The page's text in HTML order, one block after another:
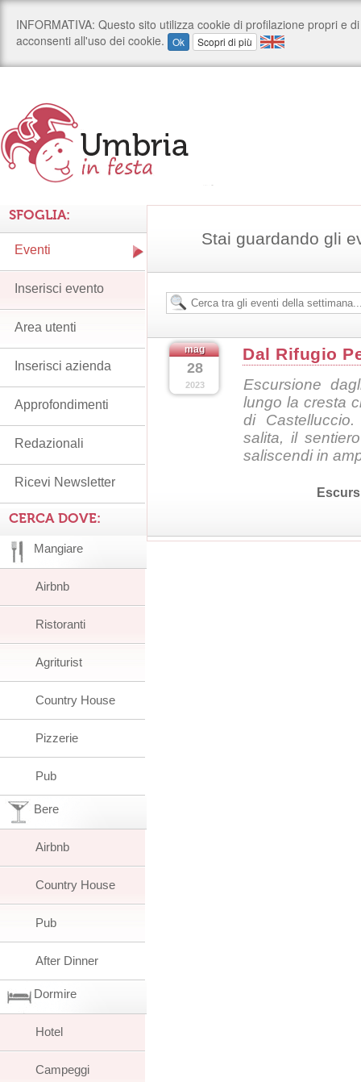
Stai guardando gli
mag
28
2023
Dal Rifugio
Escursione
lungo la cresta
di
salita, il
saliscendi in
SFOGLIA:
Eventi
Inserisci evento
Area utenti
Inserisci azienda
Approfondimenti
Redazionali
Ricevi Newsletter
CERCA DOVE:
Mangiare
Airbnb
Ristoranti
Agriturist
Country House
Pizzerie
Pub
Bere
Airbnb
Country House
Pub
After Dinner
Dormire
Hotel
Campeggi